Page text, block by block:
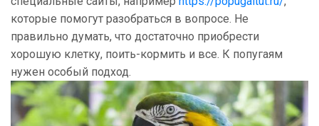
которые помогут разобраться в вопросе. Не
правильно думать, что достаточно приобрести
хорошую клетку, поить-кормить и все. К попугаям
нужен особый подход.